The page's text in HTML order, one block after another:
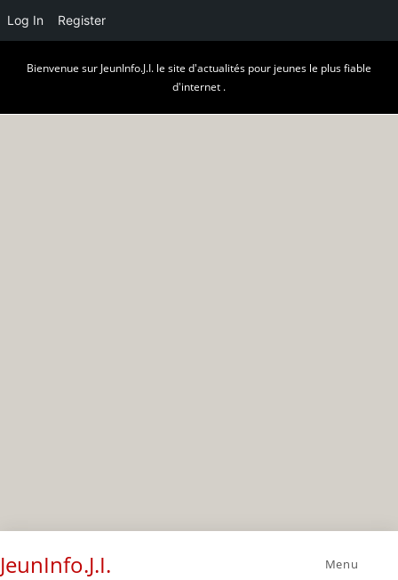
Log In Register
Bienvenue sur JeunInfo.J.I. le site d'actualités pour jeunes le plus fiable
d'internet .
JeunInfo.J.I. Menu